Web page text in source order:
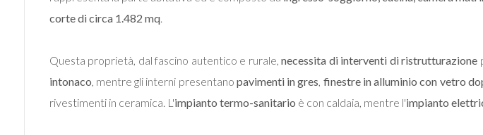
corte di circa 1.482 mq.
Questa proprietà, dal fascino autentico e rurale,necessita di interventi di ristrutturazione
intonaco, mentre gli interni presentano pavimenti in gres, finestre in alluminio con vetro
rivestimenti in ceramica. L'impianto termo-sanitario è con caldaia, mentre l'impianto